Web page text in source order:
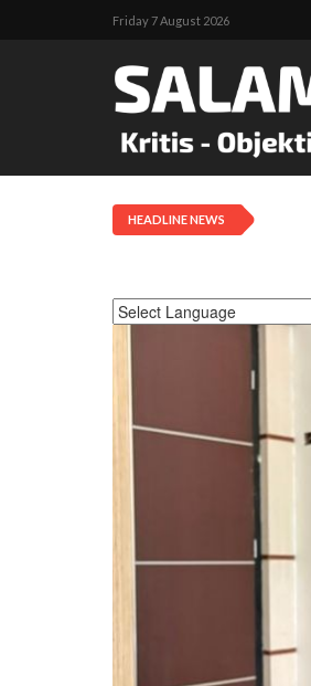
Friday 7 August 2026
HEADLINE NEWS